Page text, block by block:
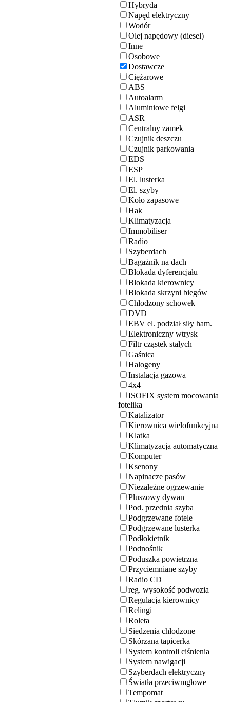
Hybryda
Napęd elektryczny
Wodór
Olej napędowy (diesel)
Inne
Osobowe
Dostawcze
Ciężarowe
ABS
Autoalarm
Aluminiowe felgi
ASR
Centralny zamek
Czujnik deszczu
Czujnik parkowania
EDS
ESP
El. lusterka
El. szyby
Koło zapasowe
Hak
Klimatyzacja
Immobiliser
Radio
Szyberdach
Bagażnik na dach
Blokada dyferencjału
Blokada kierownicy
Blokada skrzyni biegów
Chłodzony schowek
DVD
EBV el. podział siły ham.
Elektroniczny wtrysk
Filtr cząstek stałych
Gaśnica
Halogeny
Instalacja gazowa
4x4
ISOFIX system mocowania
fotelika
Katalizator
Kierownica wielofunkcyjna
Klatka
Klimatyzacja automatyczna
Komputer
Ksenony
Napinacze pasów
Niezależne ogrzewanie
Pluszowy dywan
Pod. przednia szyba
Podgrzewane fotele
Podgrzewane lusterka
Podłokietnik
Podnośnik
Poduszka powietrzna
Przyciemniane szyby
Radio CD
reg. wysokość podwozia
Regulacja kierownicy
Relingi
Roleta
Siedzenia chłodzone
Skórzana tapicerka
System kontroli ciśnienia
System nawigacji
Szyberdach elektryczny
Światła przeciwmgłowe
Tempomat